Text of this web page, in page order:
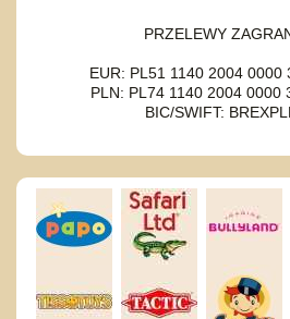
PRZELEWY
EUR: PL51 1140 2004 0000
PLN: PL74 1140 2004 0000
BIC/SWIFT: